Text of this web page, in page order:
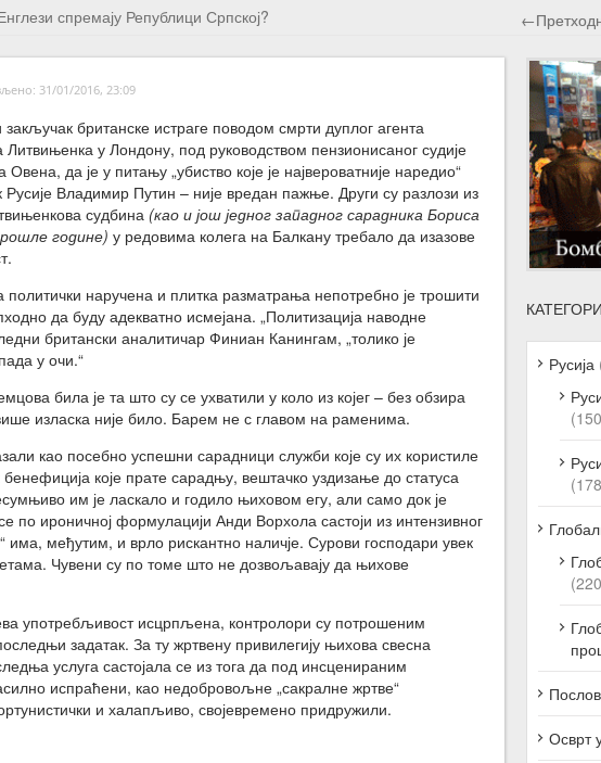
спремају Републици Српској?
31/01/2016, 23:09
британске истраге поводом смрти дуплог агента
Литвињенка у Лондону, под руководством пензионисаног судије
Овена, да је у питању „убиство које је највероватније наредио“
Русије Владимир Путин – није вредан пажње. Други су разлози из
судбина (као и још једног западног сарадника Бориса
године) у редовима колега на Балкану требало да изазове
наручена и плитка разматрања непотребно је трошити
да буду адекватно исмејана. „Политизација наводне
британски аналитичар Финиан Канингам, „толико је
у очи.“
била је та што су се ухватили у коло из којег – без обзира
изласка није било. Барем не с главом на раменима.
као посебно успешни сарадници служби које су их користиле
које прате сарадњу, вештачко уздизање до статуса
им је ласкало и годило њиховом егу, али само док је
по ироничној формулацији Анди Ворхола састоји из интензивног
има, међутим, и врло рискантно наличје. Сурови господари увек
Чувени су по томе што не дозвољавају да њихове
употребљивост исцрпљена, контролори су потрошеним
задатак. За ту жртвену привилегију њихова свесна
услуга састојала се из тога да под инсценираним
испраћени, као недобровољне „сакралне жртве“
и халапљиво, својевремено придружили.
Русија
Осврт